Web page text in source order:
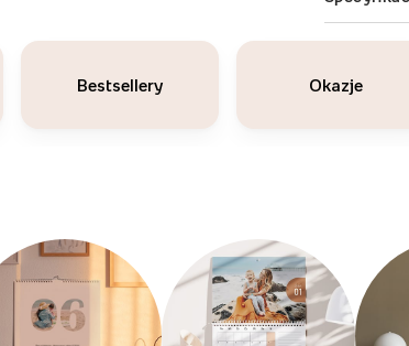
Bestsellery Okazje